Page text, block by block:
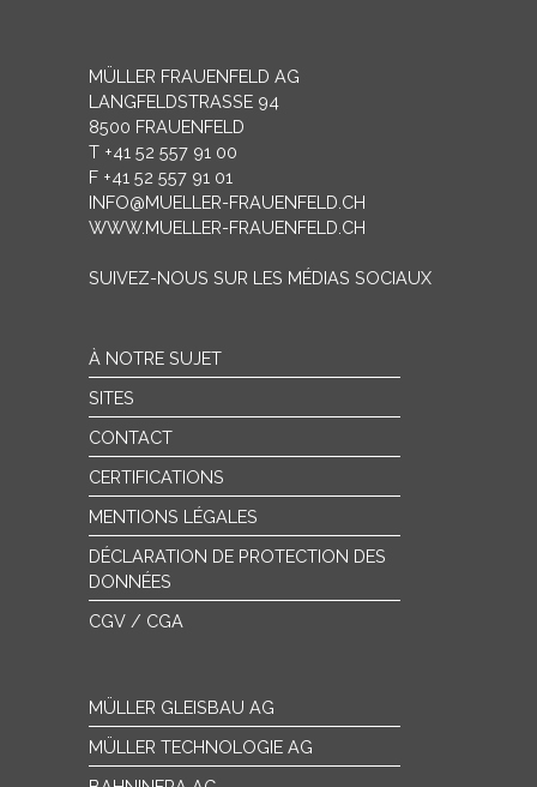
MÜLLER FRAUENFELD AG
LANGFELDSTRASSE 94
8500 FRAUENFELD
T +41 52 557 91 00
F +41 52 557 91 01
INFO@MUELLER-FRAUENFELD.CH
WWW.MUELLER-FRAUENFELD.CH
SUIVEZ-NOUS SUR LES MÉDIAS SOCIAUX
À NOTRE SUJET
SITES
CONTACT
CERTIFICATIONS
MENTIONS LÉGALES
DÉCLARATION DE PROTECTION DES
DONNÉES
CGV / CGA
MÜLLER GLEISBAU AG
MÜLLER TECHNOLOGIE AG